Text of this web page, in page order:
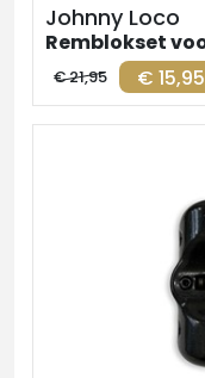
Johnny Loco
€ 15,95
€ 21,95